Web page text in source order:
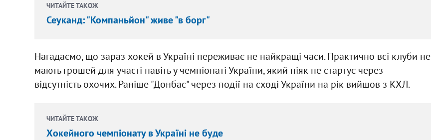
ЧИТАЙТЕ ТАКОЖ
Сеуканд: "Компаньйон" живе "в борг"
Нагадаємо, що зараз хокей в Україні переживає не найкращі часи. Практично всі клуби не
мають грошей для участі навіть у чемпіонаті України, який ніяк не стартує через
відсутність охочих. Раніше "Донбас" через події на сході України на рік вийшов з КХЛ.
ЧИТАЙТЕ ТАКОЖ
Хокейного чемпіонату в Україні не буде